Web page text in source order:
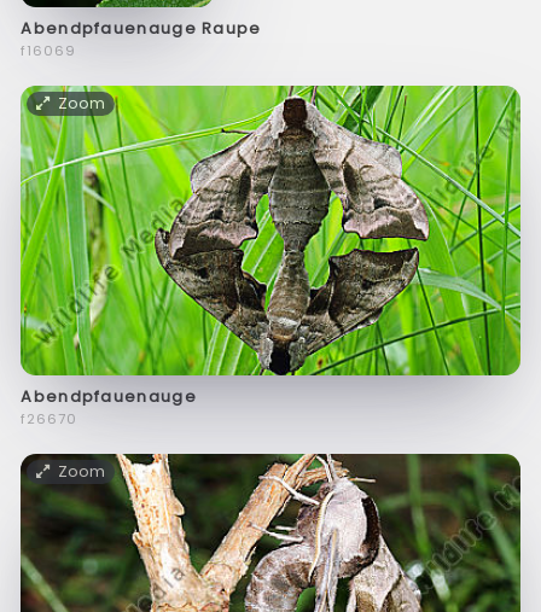
Abendpfauenauge Raupe
f16069
Zoom
Abendpfauenauge
f26670
Zoom